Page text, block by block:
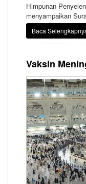
Himpunan
menyampaikan
Airlines yang telah
meningitis bagi
Baca